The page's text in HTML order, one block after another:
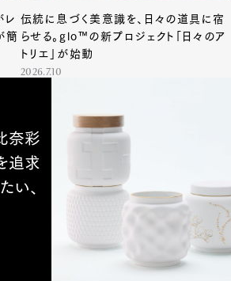
レ
簡
伝統に息づく美意識を、日々の道具に宿
らせる。glo™の新プロジェクト「日々のア
トリエ」が始動
2026.7.10
奈彩
追求
い、